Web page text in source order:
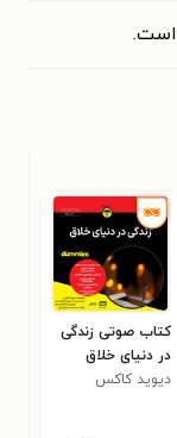
است.
کتاب صوتی زندگی
در دنیای خلاق
دیوید کاکس